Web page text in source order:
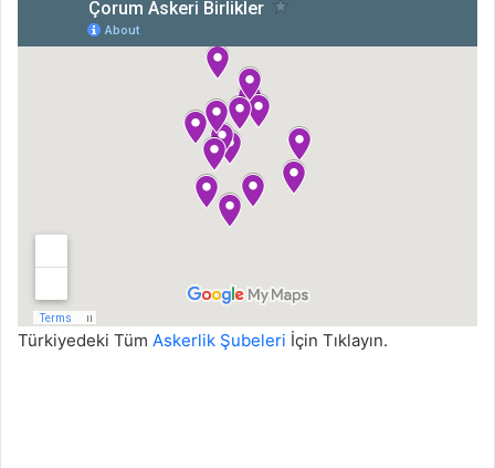
Türkiyedeki Tüm Askerlik Şubeleri İçin Tıklayın.